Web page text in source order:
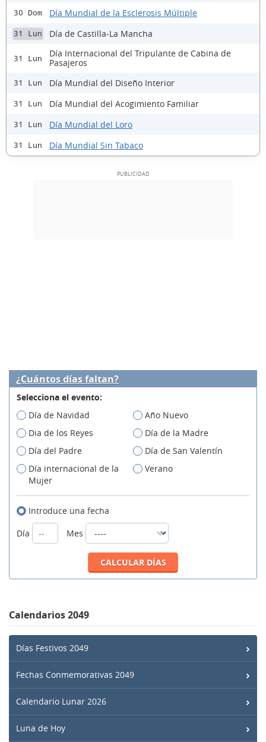
30 Dom Día Mundial de la Esclerosis Múltiple
31 Lun Día de Castilla-La Mancha
31 Lun
Día Internacional del Tripulante de Cabina de
Pasajeros
31 Lun Día Mundial del Diseño Interior
31 Lun Día Mundial del Acogimiento Familiar
31 Lun Día Mundial del Loro
31 Lun Día Mundial Sin Tabaco
¿Cuántos días faltan?
Selecciona el evento:
Día de Navidad
Año Nuevo
Dia de los Reyes
Día de la Madre
Día del Padre
Día de San Valentín
Día internacional de la
Mujer
Verano
Introduce una fecha
Día
Mes
Calendarios 2049
Días Festivos 2049
Fechas Conmemorativas 2049
Calendario Lunar 2026
Luna de Hoy